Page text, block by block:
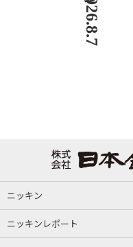
ニッキン
ニッキンレポート